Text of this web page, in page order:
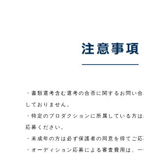
・書類選考含む選考の合否に関するお問い
しておりません。
・特定のプロダクションに所属している方
応募ください。
・未成年の方は必ず保護者の同意を得てご応
・オーディション応募による審査費用は、一